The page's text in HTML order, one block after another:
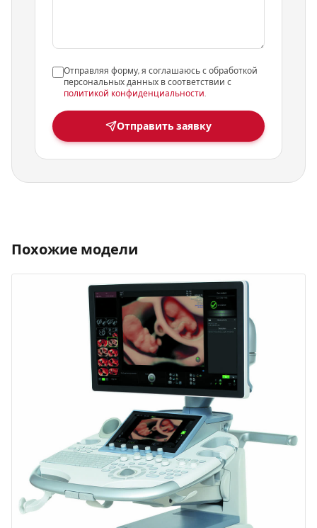
Отправляя форму, я соглашаюсь с обработкой
персональных данных в соответствии с
политикой конфиденциальности.
Отправить заявку
Похожие модели